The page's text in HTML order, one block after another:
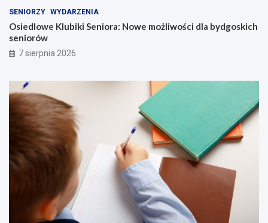
SENIORZY WYDARZENIA
Osiedlowe Klubiki Seniora: Nowe możliwości dla bydgoskich
seniorów
7 sierpnia 2026